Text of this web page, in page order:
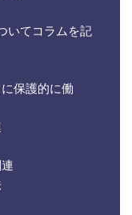
いてコラムを記
保護的に働